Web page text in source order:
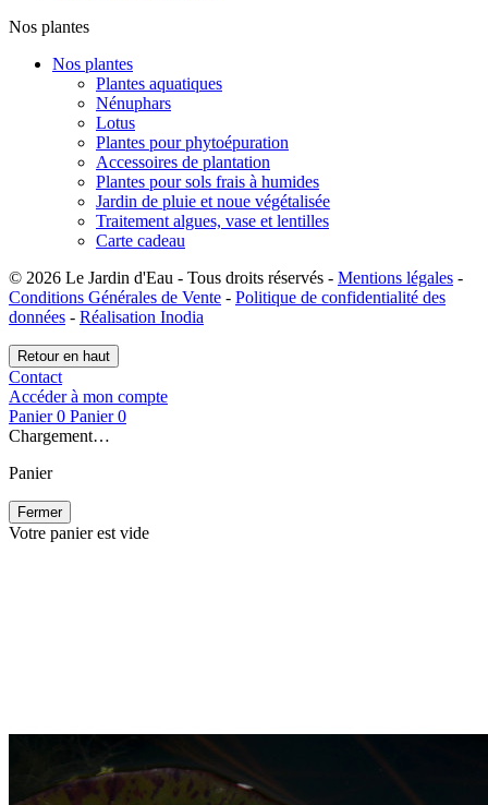
Nos plantes
Nos plantes
Plantes aquatiques
Nénuphars
Lotus
Plantes pour phytoépuration
Accessoires de plantation
Plantes pour sols frais à humides
Jardin de pluie et noue végétalisée
Traitement algues, vase et lentilles
Carte cadeau
© 2026 Le Jardin d'Eau - Tous droits réservés - Mentions légales -
Conditions Générales de Vente - Politique de confidentialité des
données - Réalisation Inodia
Retour en haut
Contact
Accéder à mon compte
Panier 0 Panier 0
Chargement…
Panier
Fermer
Votre panier est vide